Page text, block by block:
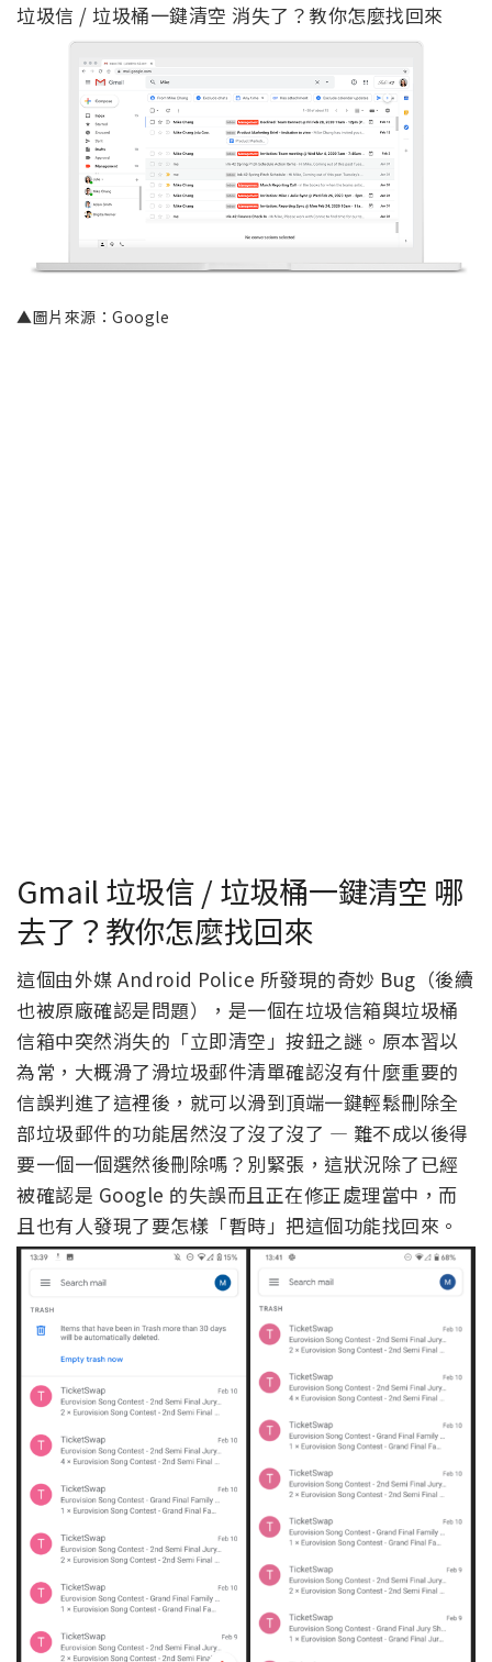
垃圾信 / 垃圾桶一鍵清空 消失了？教你怎麼找回來
▲圖片來源：Google
Gmail 垃圾信 / 垃圾桶一鍵清空 哪
去了？教你怎麼找回來
這個由外媒 Android Police 所發現的奇妙 Bug（後續
也被原廠確認是問題），是一個在垃圾信箱與垃圾桶
信箱中突然消失的「立即清空」按鈕之謎。原本習以
為常，大概滑了滑垃圾郵件清單確認沒有什麼重要的
信誤判進了這裡後，就可以滑到頂端一鍵輕鬆刪除全
部垃圾郵件的功能居然沒了沒了沒了 — 難不成以後得
要一個一個選然後刪除嗎？別緊張，這狀況除了已經
被確認是 Google 的失誤而且正在修正處理當中，而
且也有人發現了要怎樣「暫時」把這個功能找回來。